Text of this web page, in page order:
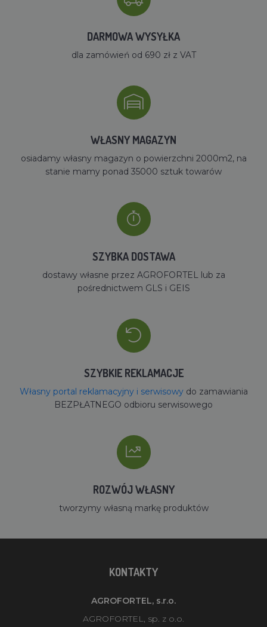
DARMOWA WYSYŁKA
dla zamówień od 690 zł z VAT
WŁASNY MAGAZYN
osiadamy własny magazyn o powierzchni 2000m2, na
stanie mamy ponad 35000 sztuk towarów
SZYBKA DOSTAWA
dostawy własne przez AGROFORTEL lub za
pośrednictwem GLS i GEIS
SZYBKIE REKLAMACJE
Własny portal reklamacyjny i serwisowydo zamawiania
BEZPŁATNEGO odbioru serwisowego
ROZWÓJ WŁASNY
tworzymy własną markę produktów
KONTAKTY
AGROFORTEL, s.r.o.
AGROFORTEL, sp. z o.o.